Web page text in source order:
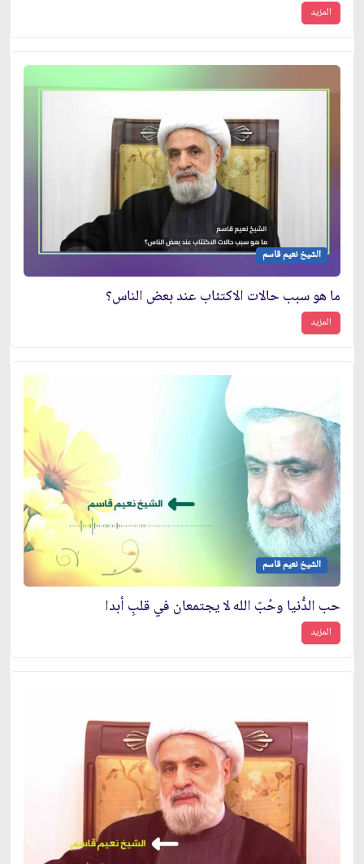
المزيد
الشيخ نعيم قاسم
ما هو سبب حالات الاكتئاب عند بعض الناس؟
المزيد
الشيخ نعيم قاسم
حب الدُّنيا وحُبّ الله لا يجتمعان في قلبِ أبدا
المزيد